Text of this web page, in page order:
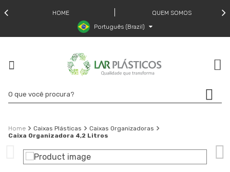
HOME
QUEM SOMOS
Português (Brazil)
Caixas Plásticas
Caixas Organizadoras
Caixa Organizadora 4,2 Litros